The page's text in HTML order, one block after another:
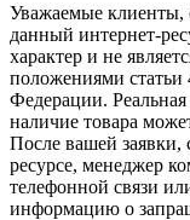
Уважаемые клиенты,
данный интернет-
характер и не
положениями статьи
Федерации.
наличие товара
После вашей
ресурсе, менеджер
телефонной связи
информацию о